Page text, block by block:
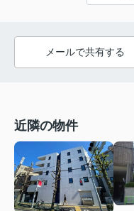
メールで共有する
近隣の物件